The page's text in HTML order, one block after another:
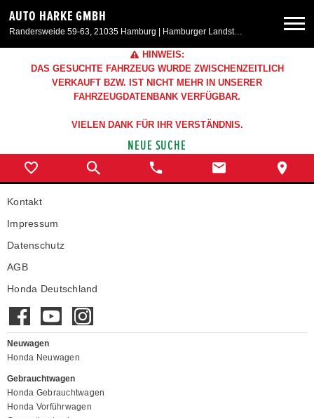
AUTO HARKE GMBH
Randersweide 59-63, 21035 Hamburg | Hamburger Landstr. 50, 21357 Bardowick
Neuwagen
Aktionen & Angebote
Service & Zubehör
Unser Autohaus
HINWEIS:
DAS GESUCHTE FAHRZEUG WURDE ZWISCHENZEITLICH
VERKAUFT BZW. IST NICHT MEHR IN UNSERER
FAHRZEUGDATENBANK VERFÜGBAR.
VIELEN DANK FÜR IHR VERSTÄNDNIS.
NEUE SUCHE
Kontakt
Impressum
Datenschutz
AGB
Honda Deutschland
Neuwagen
Honda Neuwagen
Gebrauchtwagen
Honda Gebrauchtwagen
Honda Vorführwagen